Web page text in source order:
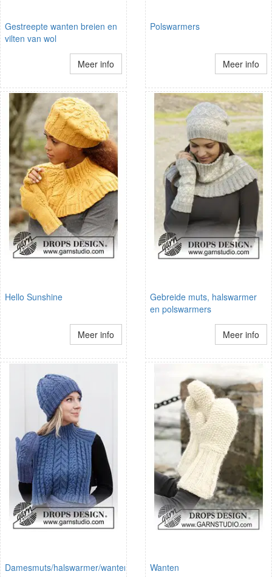
Gestreepte wanten breien en
vilten van wol
Meer info
Polswarmers
Meer info
Hello Sunshine
Meer info
Gebreide muts, halswarmer
en polswarmers
Meer info
Damesmuts/halswarmer/wanten Wanten